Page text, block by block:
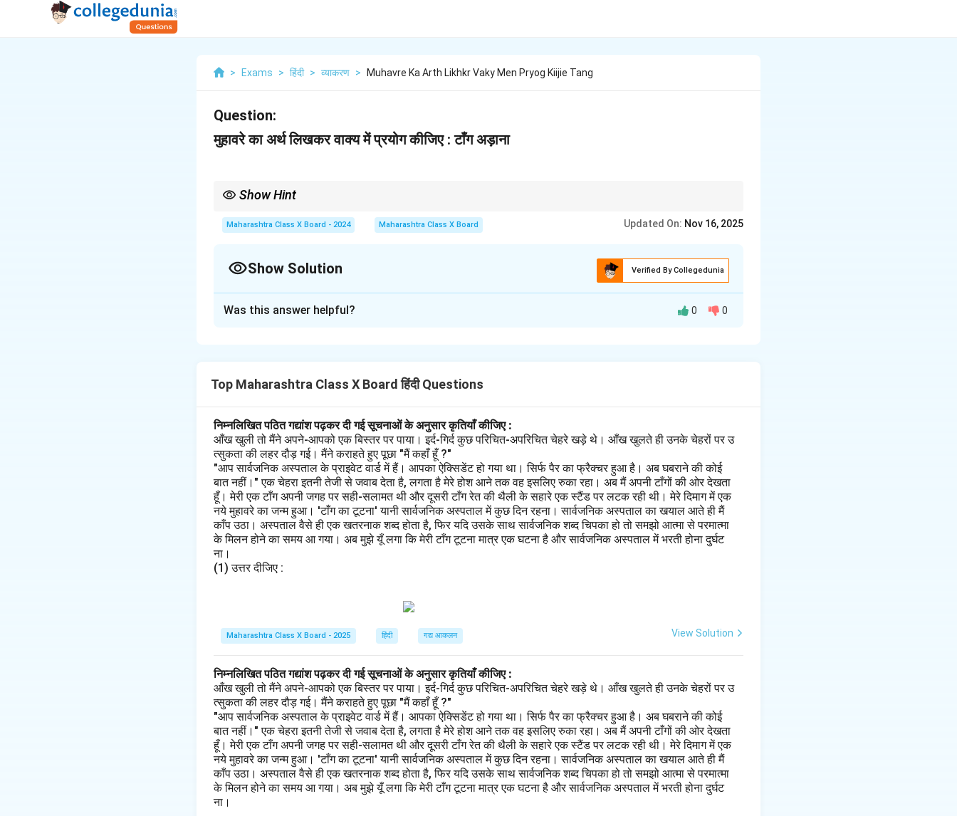
> Exams > हिंदी > व्याकरण > Muhavre Ka Arth Likhkr Vaky Men Pryog Kiijie Tang
Question:
मुहावरे का अर्थ लिखकर वाक्य में प्रयोग कीजिए : टाँग अड़ाना
Show Hint
रोका जा रहा है।
Maharashtra Class X Board - 2024 Maharashtra Class X Board Updated On: Nov 16, 2025
Show Solution Verified By Collegedunia
Download Solution in PDF
Was this answer helpful? 0 0
Top Maharashtra Class X Board हिंदी Questions
निम्नलिखित पठित गद्यांश पढ़कर दी गई सूचनाओं के अनुसार कृतियाँ कीजिए :
आँख खुली तो मैंने अपने-आपको एक बिस्तर पर पाया। इर्द-गिर्द कुछ परिचित-अपरिचित चेहरे खड़े थे। आँख खुलते ही उनके चेहरों पर उ
त्सुकता की लहर दौड़ गई। मैंने कराहते हुए पूछा "मैं कहाँ हूँ ?"
"आप सार्वजनिक अस्पताल के प्राइवेट वार्ड में हैं। आपका ऐक्सिडेंट हो गया था। सिर्फ पैर का फ्रैक्चर हुआ है। अब घबराने की कोई
बात नहीं।" एक चेहरा इतनी तेजी से जवाब देता है, लगता है मेरे होश आने तक वह इसलिए रुका रहा। अब मैं अपनी टाँगों की ओर देखता
हूँ। मेरी एक टाँग अपनी जगह पर सही-सलामत थी और दूसरी टाँग रेत की थैली के सहारे एक स्टैंड पर लटक रही थी। मेरे दिमाग में एक
नये मुहावरे का जन्म हुआ। 'टाँग का टूटना' यानी सार्वजनिक अस्पताल में कुछ दिन रहना। सार्वजनिक अस्पताल का खयाल आते ही मैं
काँप उठा। अस्पताल वैसे ही एक खतरनाक शब्द होता है, फिर यदि उसके साथ सार्वजनिक शब्द चिपका हो तो समझो आत्मा से परमात्मा
के मिलन होने का समय आ गया। अब मुझे यूँ लगा कि मेरी टाँग टूटना मात्र एक घटना है और सार्वजनिक अस्पताल में भरती होना दुर्घट
ना।
(1) उत्तर दीजिए :
Maharashtra Class X Board - 2025 हिंदी गद्य आकलन View Solution
निम्नलिखित पठित गद्यांश पढ़कर दी गई सूचनाओं के अनुसार कृतियाँ कीजिए :
आँख खुली तो मैंने अपने-आपको एक बिस्तर पर पाया। इर्द-गिर्द कुछ परिचित-अपरिचित चेहरे खड़े थे। आँख खुलते ही उनके चेहरों पर उ
त्सुकता की लहर दौड़ गई। मैंने कराहते हुए पूछा "मैं कहाँ हूँ ?"
"आप सार्वजनिक अस्पताल के प्राइवेट वार्ड में हैं। आपका ऐक्सिडेंट हो गया था। सिर्फ पैर का फ्रैक्चर हुआ है। अब घबराने की कोई
बात नहीं।" एक चेहरा इतनी तेजी से जवाब देता है, लगता है मेरे होश आने तक वह इसलिए रुका रहा। अब मैं अपनी टाँगों की ओर देखता
हूँ। मेरी एक टाँग अपनी जगह पर सही-सलामत थी और दूसरी टाँग रेत की थैली के सहारे एक स्टैंड पर लटक रही थी। मेरे दिमाग में एक
नये मुहावरे का जन्म हुआ। 'टाँग का टूटना' यानी सार्वजनिक अस्पताल में कुछ दिन रहना। सार्वजनिक अस्पताल का खयाल आते ही मैं
काँप उठा। अस्पताल वैसे ही एक खतरनाक शब्द होता है, फिर यदि उसके साथ सार्वजनिक शब्द चिपका हो तो समझो आत्मा से परमात्मा
के मिलन होने का समय आ गया। अब मुझे यूँ लगा कि मेरी टाँग टूटना मात्र एक घटना है और सार्वजनिक अस्पताल में भरती होना दुर्घट
ना।